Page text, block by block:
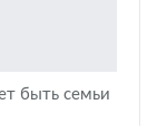
быть семьи